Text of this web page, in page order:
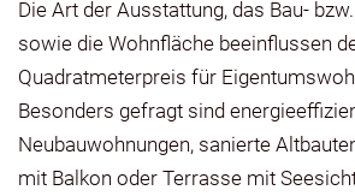
Die Art der Ausstattung, das Bau-
sowie die Wohnfläche beeinflussen
Quadratmeterpreis für
Besonders gefragt sind
Neubauwohnungen, sanierte
mit Balkon oder Terrasse mit